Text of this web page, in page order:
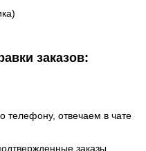
заказов:
телефону, отвечаем в чате
заказы